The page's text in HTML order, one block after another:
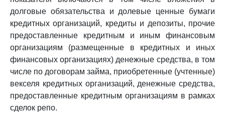
долговые обязательства и долевые ценные бумаги
кредитных организаций, кредиты и депозиты, прочие
предоставленные кредитным и иным финансовым
организациям (размещенные в кредитных и иных
финансовых организациях) денежные средства, в том
числе по договорам займа, приобретенные (учтенные)
векселя кредитных организаций, денежные средства,
предоставленные кредитным организациям в рамках
сделок репо.